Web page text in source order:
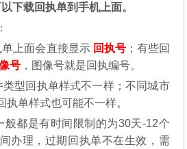
下载回执单到手机上面。
单上面会直接显示 回执号；有些回
号 ，图像号就是回执编号。
类型回执单样式不一样；不同城市
执单样式也可能不一样。
般都是有时间限制的为30天-12个
办理，过期回执单不在生效，需